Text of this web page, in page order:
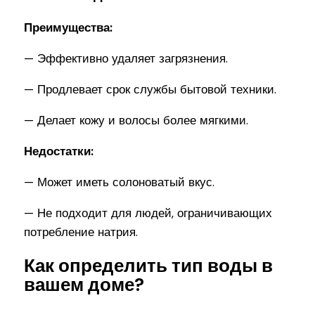
Преимущества:
— Эффективно удаляет загрязнения.
— Продлевает срок службы бытовой техники.
— Делает кожу и волосы более мягкими.
Недостатки:
— Может иметь солоноватый вкус.
— Не подходит для людей, ограничивающих
потребление натрия.
Как определить тип воды в
вашем доме?